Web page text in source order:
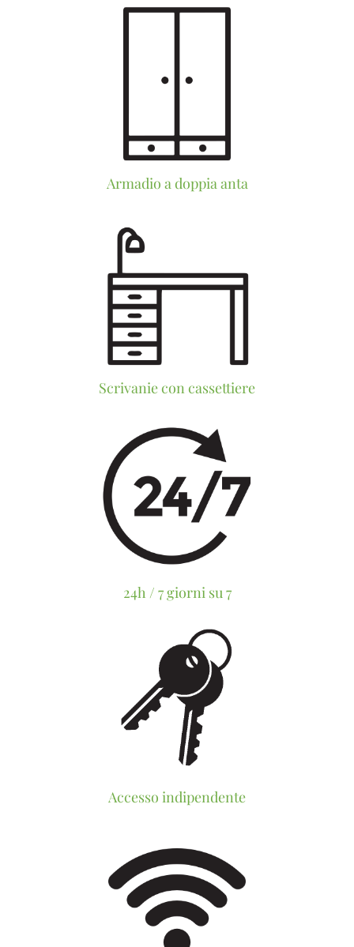
Armadio a doppia anta
Scrivanie con cassettiere
24h / 7 giorni su 7
Accesso indipendente